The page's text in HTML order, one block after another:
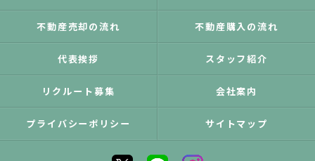
不動産売却の流れ 不動産購入の流れ
代表挨拶 スタッフ紹介
リクルート募集 会社案内
プライバシーポリシー サイトマップ